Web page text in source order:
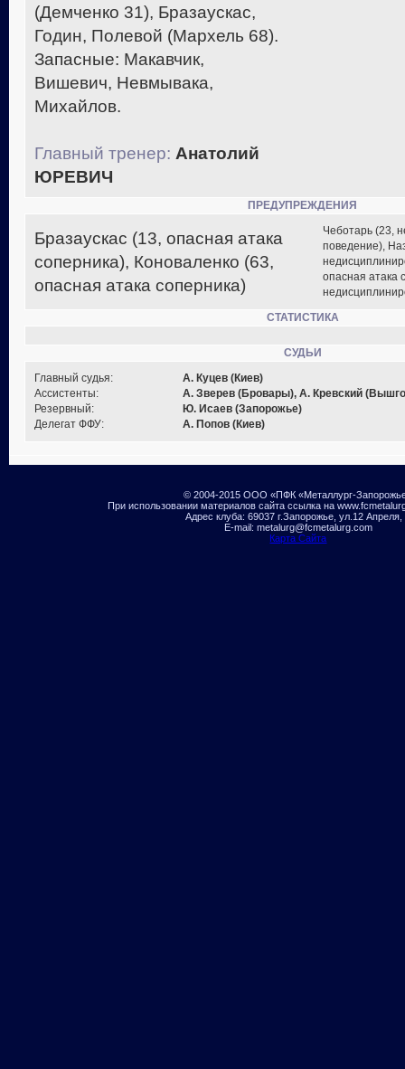
(Демченко 31), Бразаускас,
Годин, Полевой (Мархель 68).
Запасные: Макавчик,
Вишевич, Невмывака,
Михайлов.
Главный тренер: Анатолий
ЮРЕВИЧ
ПРЕДУПРЕЖДЕНИЯ
Бразаускас (13, опасная атака
соперника), Коноваленко (63,
опасная атака соперника)
Чеботарь (23,
поведение),
опасная атака
СТАТИСТИКА
СУДЬИ
Главный судья:
Ассистенты:
Резервный:
Делегат ФФУ:
А. Куцев (Киев)
А. Зверев (Бровары), А. Кревский
Ю. Исаев (Запорожье)
А. Попов (Киев)
© 2004-2015 ООО «ПФК «Металлург-
При использовании материалов сайта ссылка на
Адрес клуба: 69037 г.Запорожье, ул.12 Апреля,
E-mail: metalurg@fcmetalurg.com
Карта Сайта